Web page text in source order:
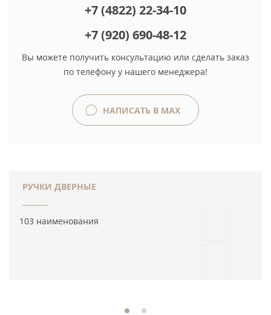
+7 (4822) 22-34-10
+7 (920) 690-48-12
Вы можете получить консультацию или сделать заказ
по телефону у нашего менеджера!
НАПИСАТЬ В MAX
РУЧКИ ДВЕРНЫЕ
103 наименования